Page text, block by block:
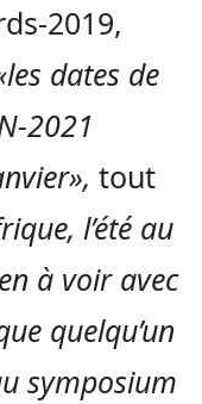
2019,
dates de
2021
tout
l’été au
à voir avec
quelqu’un
symposium